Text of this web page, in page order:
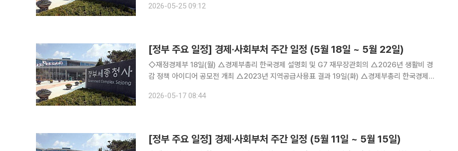
재 육성 △국가데이터처장, 데이터 전문기업 ‘엔코아
2026-05-25 09:12
[정부 주요 일정] 경제·사회부처 주간 일정 (5월 18일 ~ 5월 22일)
◇재정경제부 18일(월) △경제부총리 한국경제 설명회 및 G7 재무장관회의 △2026년 생활비 경
감 정책 아이디어 공모전 개최 △2023년 지역공급사용표 결과 19일(화) △경제부총리 한국경제
2026-05-17 08:44
[정부 주요 일정] 경제·사회부처 주간 일정 (5월 11일 ~ 5월 15일)